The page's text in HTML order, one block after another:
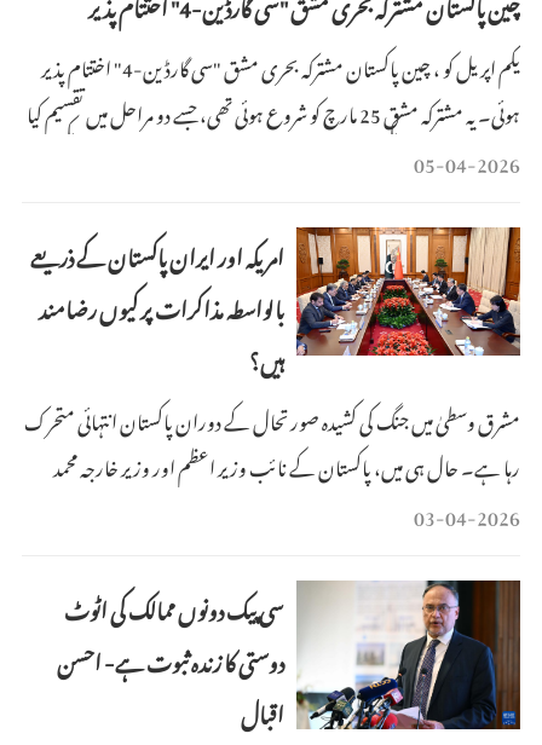
یکم اپریل کو ، چین پاکستان مشترکہ بحری مشق "سی گارڈین-4" اختتام پذیر
ہوئی۔ یہ مشترکہ مشق 25 مارچ کو شروع ہوئی تھی، جسے دو مراحل میں تقسیم کیا
گیا تھا: پورٹ شور ایکسچینج اور میری ٹائم مشترکہ مشقیں ۔پورٹ شور ایکسچینج
ایک دوسرے کے ج
05-04-2026
امریکہ اور ایران پاکستان کے ذریعے
بالواسطہ مذاکرات پر کیوں رضامند
ہیں؟
مشرق وسطیٰ میں جنگ کی کشیدہ صورتحال کے دوران پاکستان انتہائی متحرک
رہا ہے۔ حال ہی میں، پاکستان کے نائب وزیر اعظم اور وزیر خارجہ محمد
اسحاق ڈار نے خلیجی خطے اور مشرق وسطیٰ کی صورتحال پر چینی حکام سے
پر پانچ نکاتی اقدام پیش کیا ہے:
03-04-2026
سی پیک دونوں ممالک کی اٹوٹ
دوستی کا زندہ ثبوت ہے- احسن
اقبال